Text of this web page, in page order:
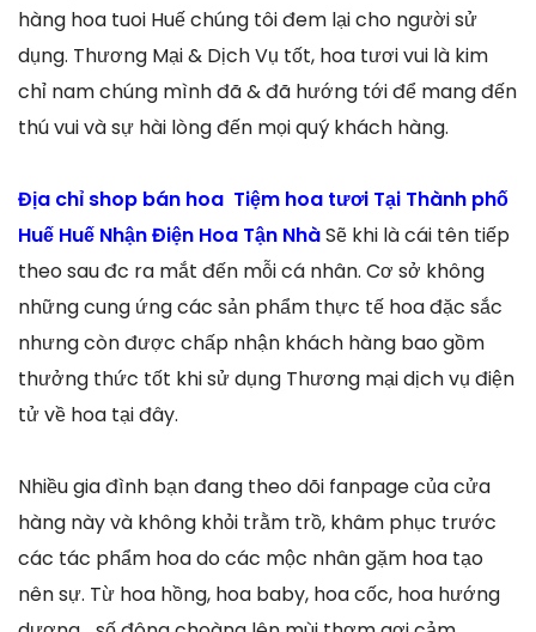
hàng hoa tuoi Huế chúng tôi đem lại cho người sử
dụng. Thương Mại & Dịch Vụ tốt, hoa tươi vui là kim
chỉ nam chúng mình đã & đã hướng tới để mang đến
thú vui và sự hài lòng đến mọi quý khách hàng.
Địa chỉ shop bán hoa Tiệm hoa tươi Tại Thành phố
Huế Huế Nhận Điện Hoa Tận NhàSẽ khi là cái tên tiếp
theo sau đc ra mắt đến mỗi cá nhân. Cơ sở không
những cung ứng các sản phẩm thực tế hoa đặc sắc
nhưng còn được chấp nhận khách hàng bao gồm
thưởng thức tốt khi sử dụng Thương mại dịch vụ điện
tử về hoa tại đây.
Nhiều gia đình bạn đang theo dõi fanpage của cửa
hàng này và không khỏi trằm trồ, khâm phục trước
các tác phẩm hoa do các mộc nhân gặm hoa tạo
nên sự. Từ hoa hồng, hoa baby, hoa cốc, hoa hướng